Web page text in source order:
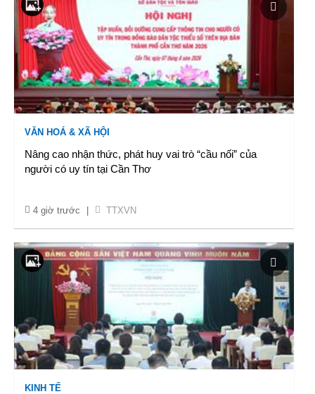
VĂN HOÁ & XÃ HỘI
Nâng cao nhận thức, phát huy vai trò “cầu nối” của
người có uy tín tại Cần Thơ
4 giờ trước TTXVN
KINH TẾ